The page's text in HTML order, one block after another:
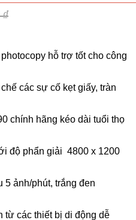
₫
hỗ trợ tốt cho công
các sự cố kẹt giấy, tràn
chính hãng kéo dài tuổi thọ
độ phẩn giải 4800 x 1200
5 ảnh/phút, trắng đen
từ các thiết bị di động dễ